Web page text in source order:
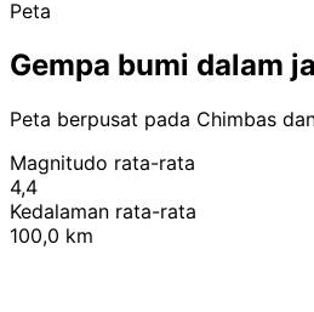
Peta
Gempa bumi dalam
Peta berpusat pada Chimbas
Magnitudo rata-rata
4,4
Kedalaman rata-rata
100,0 km